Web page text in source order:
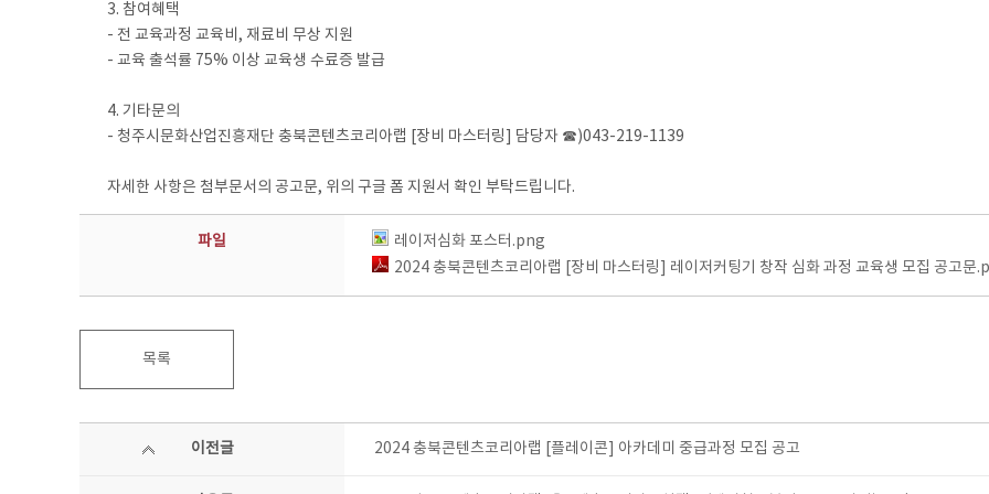
3. 참여혜택
- 전 교육과정 교육비, 재료비 무상 지원
- 교육 출석률 75% 이상 교육생 수료증 발급
4. 기타문의
- 청주시문화산업진흥재단 충북콘텐츠코리아랩 [장비 마스터링] 담당자 ☎)043-219-1139
자세한 사항은 첨부문서의 공고문, 위의 구글 폼 지원서 확인 부탁드립니다.
파일
레이저심화 포스터.png
2024 충북콘텐츠코리아랩 [장비 마스터링] 레이저커팅기 창작 심화 과정 교육생 모집 공고문
목록
이전글 2024 충북콘텐츠코리아랩 [플레이콘] 아카데미 중급과정 모집 공고